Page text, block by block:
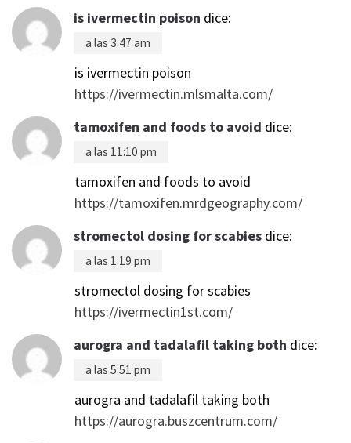
is ivermectin poison dice:
a las 3:47 am
is ivermectin poison
https://ivermectin.mlsmalta.com/
tamoxifen and foods to avoid dice:
a las 11:10 pm
tamoxifen and foods to avoid
https://tamoxifen.mrdgeography.com/
stromectol dosing for scabies dice:
a las 1:19 pm
stromectol dosing for scabies
https://ivermectin1st.com/
aurogra and tadalafil taking both dice:
a las 5:51 pm
aurogra and tadalafil taking both
https://aurogra.buszcentrum.com/